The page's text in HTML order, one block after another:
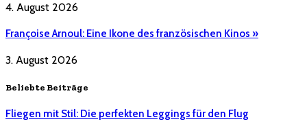
4. August 2026
Françoise Arnoul: Eine Ikone des französischen Kinos »
3. August 2026
Beliebte Beiträge
Fliegen mit Stil: Die perfekten Leggings für den Flug